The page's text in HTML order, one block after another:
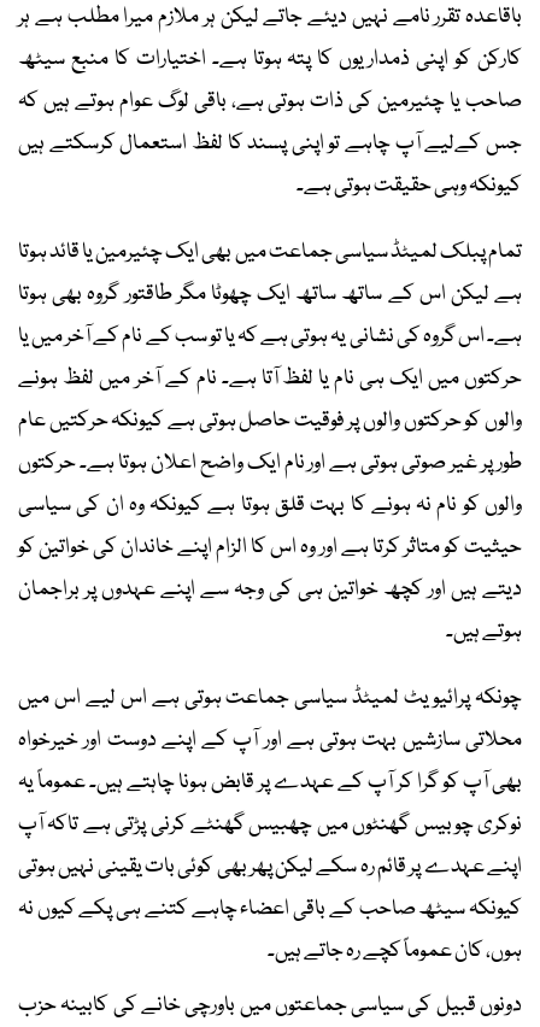
باقاعدہ تقرر نامے نہیں دیئے جاتے لیکن ہر ملازم میرا مطلب ہے ہر
کارکن کو اپنی ذمداریوں کا پتہ ہوتا ہے۔ اختیارات کا منبع سیٹھ
صاحب یا چئیرمین کی ذات ہوتی ہے، باقی لوگ عوام ہوتے ہیں کہ
جس کےلیے آپ چاہے تو اپنی پسند کا لفظ استعمال کرسکتے ہیں
کیونکہ وہی حقیقت ہوتی ہے۔
تمام پبلک لمیٹڈ سیاسی جماعت میں بھی ایک چئیرمین یا قائد ہوتا
ہے لیکن اس کے ساتھ ساتھ ایک چھوٹا مگر طاقتور گروہ بھی ہوتا
ہے۔ اس گروہ کی نشانی یہ ہوتی ہے کہ یا تو سب کے نام کے آخر میں یا
حرکتوں میں ایک ہی نام یا لفظ آتا ہے۔ نام کے آخر میں لفظ ہونے
والوں کو حرکتوں والوں پر فوقیت حاصل ہوتی ہے کیونکہ حرکتیں عام
طور پر غیر صوتی ہوتی ہے اور نام ایک واضح اعلان ہوتا ہے۔ حرکتوں
والوں کو نام نہ ہونے کا بہت قلق ہوتا ہے کیونکہ وہ ان کی سیاسی
حیثیت کو متاثر کرتا ہے اور وہ اس کا الزام اپنے خاندان کی خواتین کو
دیتے ہیں اور کچھ خواتین ہی کی وجہ سے اپنے عہدوں پر براجمان
ہوتے ہیں۔
چونکہ پرائیویٹ لمیٹڈ سیاسی جماعت ہوتی ہے اس لیے اس میں
محلاتی سازشیں بہت ہوتی ہے اور آپ کے اپنے دوست اور خیرخواہ
بھی آپ کو گرا کر آپ کے عہدے پر قابض ہونا چاہتے ہیں۔ عموماً یہ
نوکری چوبیس گھنٹوں میں چھبیس گھنٹے کرنی پڑتی ہے تاکہ آپ
اپنے عہدے پر قائم رہ سکے لیکن پھر بھی کوئی بات یقینی نہیں ہوتی
کیونکہ سیٹھ صاحب کے باقی اعضاء چاہے کتنے ہی پکے کیوں نہ
ہوں، کان عموماً کچے رہ جاتے ہیں۔
دونوں قبیل کی سیاسی جماعتوں میں باورچی خانے کی کابینہ حزب